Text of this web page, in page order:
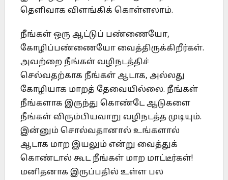
தெளிவாக விளங்கிக் கொள்ளலாம்.
நீங்கள் ஒரு ஆட்டுப் பண்ணையோ,
கோழிப்பண்ணையோ வைத்திருக்கிறீர்கள்.
அவற்றை நீங்கள் வழிநடத்திச்
செல்வதற்காக நீங்கள் ஆடாக, அல்லது
கோழியாக மாறத் தேவையில்லை. நீங்கள்
நீங்களாக இருந்து கொண்டே ஆடுகளை
நீங்கள் விரும்பியவாறு வழிநடத்த முடியும்.
இன்னும் சொல்வதானால் உங்களால்
ஆடாக மாற இயலும் என்று வைத்துக்
கொண்டால் கூட நீங்கள் மாற மாட்டீர்கள்!
மனிதனாக இருப்பதில் உள்ள பல